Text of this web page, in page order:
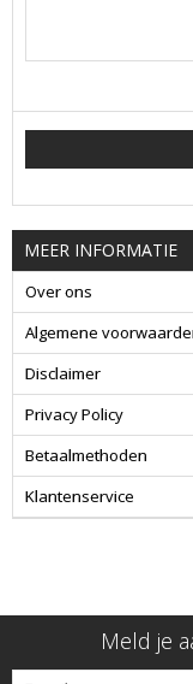
MEER INFORMATIE
Over ons
Algemene
Disclaimer
Privacy Policy
Betaalmethoden
Klantenservice
Meld je